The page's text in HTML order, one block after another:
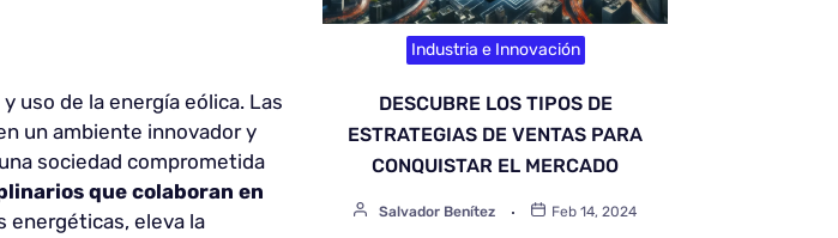
uso de la energía eólica. Las
un ambiente innovador y
sociedad comprometida
que colaboran en
energéticas, eleva la
Industria e Innovación
DESCUBRE LOS TIPOS DE
ESTRATEGIAS DE VENTAS PARA
CONQUISTAR EL MERCADO
Salvador Benítez Feb 14, 2024